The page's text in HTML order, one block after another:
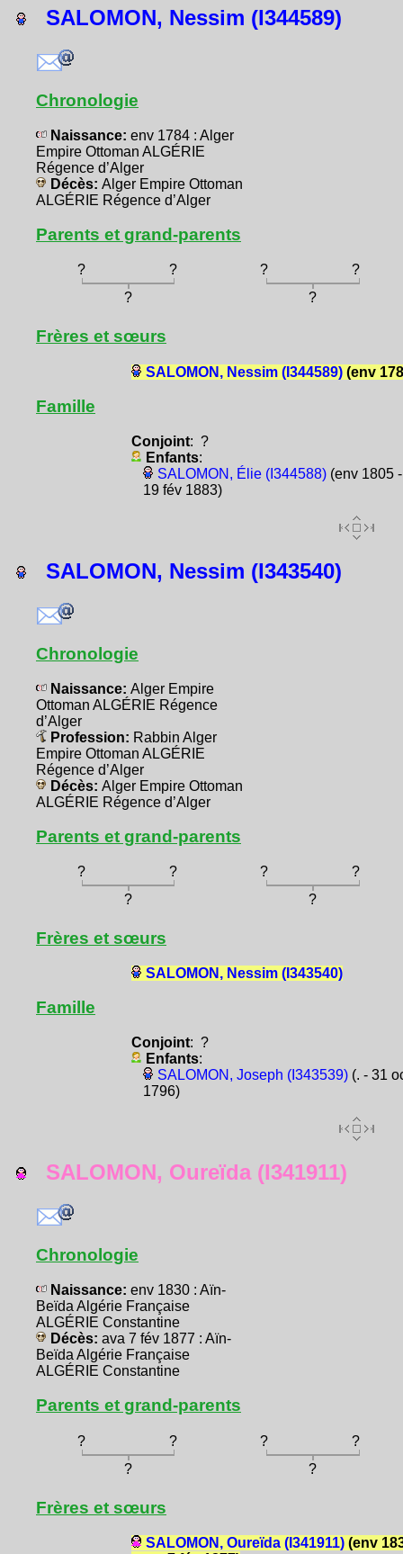
SALOMON, Nessim (I344589)
Chronologie
Naissance: env 1784 : Alger
Empire Ottoman ALGÉRIE
Régence d’Alger
Décès: Alger Empire Ottoman
ALGÉRIE Régence d’Alger
Parents et grand-parents
? ? ?
?
?
?
Frères et sœurs
SALOMON, Nessim (I344589)(env
Famille
Conjoint: ?
Enfants:
SALOMON, Élie (I344588)(env 1805 -
19 fév 1883)
SALOMON, Nessim (I343540)
Chronologie
Naissance: Alger Empire
Ottoman ALGÉRIE Régence
d’Alger
Profession: Rabbin Alger
Empire Ottoman ALGÉRIE
Régence d’Alger
Décès: Alger Empire Ottoman
ALGÉRIE Régence d’Alger
Parents et grand-parents
? ? ?
?
?
?
Frères et sœurs
SALOMON, Nessim (I343540)
Famille
Conjoint: ?
Enfants:
SALOMON, Joseph (I343539)(. - 31
1796)
SALOMON, Oureïda (I341911)
Chronologie
Naissance: env 1830 : Aïn-
Beïda Algérie Française
ALGÉRIE Constantine
Décès: ava 7 fév 1877 : Aïn-
Beïda Algérie Française
ALGÉRIE Constantine
Parents et grand-parents
? ? ?
?
?
?
Frères et sœurs
SALOMON, Oureïda (I341911)(env